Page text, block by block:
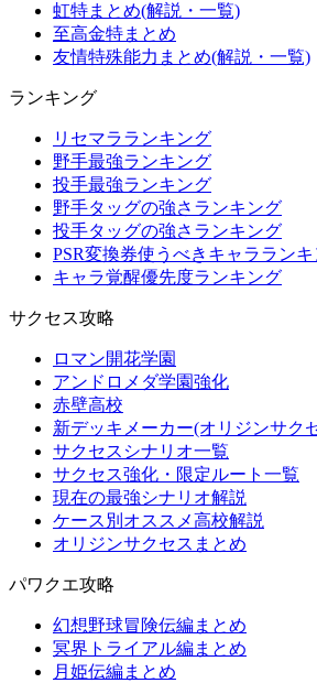
虹特まとめ(解説・一覧)
至高金特まとめ
友情特殊能力まとめ(解説・一覧)
ランキング
リセマラランキング
野手最強ランキング
投手最強ランキング
野手タッグの強さランキング
投手タッグの強さランキング
PSR変換券使うべきキャララン
キャラ覚醒優先度ランキング
サクセス攻略
ロマン開花学園
アンドロメダ学園強化
赤壁高校
新デッキメーカー(オリジンサク
サクセスシナリオ一覧
サクセス強化・限定ルート一覧
現在の最強シナリオ解説
ケース別オススメ高校解説
オリジンサクセスまとめ
パワクエ攻略
幻想野球冒険伝編まとめ
冥界トライアル編まとめ
月姫伝編まとめ